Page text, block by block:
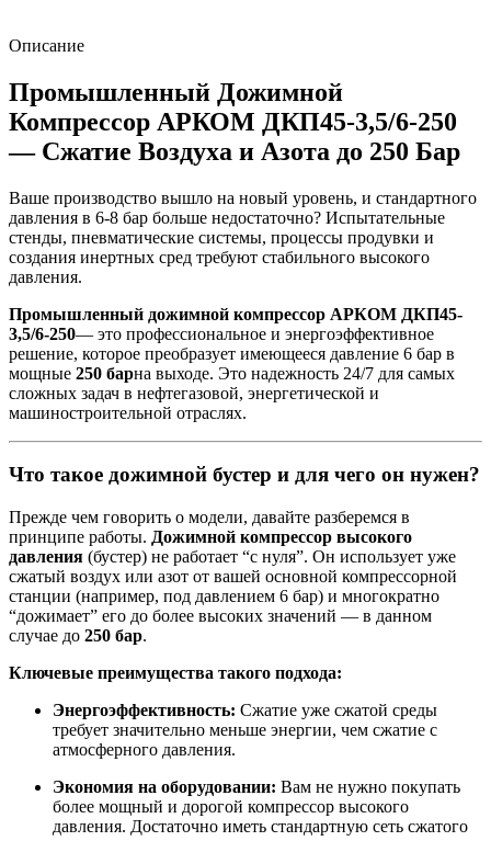
Описание
Промышленный Дожимной
Компрессор АРКОМ ДКП45-3,5/6-250
— Сжатие Воздуха и Азота до 250 Бар
Ваше производство вышло на новый уровень, и стандартного
давления в 6-8 бар больше недостаточно? Испытательные
стенды, пневматические системы, процессы продувки и
создания инертных сред требуют стабильного высокого
давления.
Промышленный дожимной компрессор АРКОМ ДКП45-
3,5/6-250— это профессиональное и энергоэффективное
решение, которое преобразует имеющееся давление 6 бар в
мощные 250 барна выходе. Это надежность 24/7 для самых
сложных задач в нефтегазовой, энергетической и
машиностроительной отраслях.
Что такое дожимной бустер и для чего он нужен?
Прежде чем говорить о модели, давайте разберемся в
принципе работы. Дожимной компрессор высокого
давления (бустер) не работает “с нуля”. Он использует уже
сжатый воздух или азот от вашей основной компрессорной
станции (например, под давлением 6 бар) и многократно
“дожимает” его до более высоких значений — в данном
случае до 250 бар.
Ключевые преимущества такого подхода:
Энергоэффективность: Сжатие уже сжатой среды
требует значительно меньше энергии, чем сжатие с
атмосферного давления.
Экономия на оборудовании: Вам не нужно покупать
более мощный и дорогой компрессор высокого
давления. Достаточно иметь стандартную сеть сжатого